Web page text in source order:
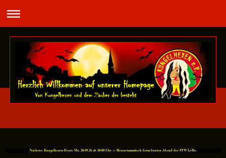
Nächstes Kungelhexen-Event: Mo. 28.09.26 ab 18:00 Uhr -> Hexenstammtisch beim bunten Abend der FFW Li-Ho.